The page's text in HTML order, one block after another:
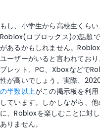
もし、小学生から高校生くら
Roblox(ロブロックス)の話題
があるかもしれません。
ユーザーがいると言われてお
ブレット、PC、Xboxなどで
性が高いでしょう。実際、
の半数以上がこの掲示板を利
しています。しかしながら、
に、Robloxを楽しむことに対
ありません。